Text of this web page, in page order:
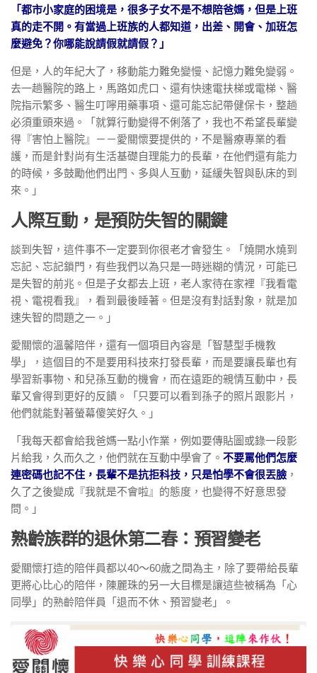
「都市小家庭的困境是，很多子女不是不想陪爸媽，但是上班
真的走不開。有當過上班族的人都知道，出差、開會、加班怎
麼避免？你哪能說請假就請假？」
但是，人的年紀大了，移動能力難免變慢、記憶力難免變弱。
去一趟醫院的路上，馬路如虎口、還有快速電扶梯或電梯、醫
院指示繁多、醫生叮嚀用藥事項、還可能忘記帶健保卡，整趟
必須重頭來過。「就算行動變得不俐落了，我也不希望長輩變
得『害怕上醫院』－－愛關懷要提供的，不是醫療專業的看
護，而是針對尚有生活基礎自理能力的長輩，在他們還有能力
的時候，多鼓勵他們出門、多與人互動，延緩失智與臥床的到
來。」
人際互動，是預防失智的關鍵
談到失智，這件事不一定要到你很老才會發生。「燒開水燒到
忘記、忘記鎖門，有些我們以為只是一時迷糊的情況，可能已
是失智的前兆。但是子女都去上班，老人家待在家裡『我看電
視、電視看我』，看到最後睡著。但是沒有對話對象，就是加
速失智的問題之一。」
愛關懷的溫馨陪伴，還有一個項目內容是「智慧型手機教
學」，這個目的不是要用科技來打發長輩，而是要讓長輩也有
學習新事物、和兒孫互動的機會，而在遠距的親情互動中，長
輩又會得到更好的反饋。「只要可以看到孫子的照片跟影片，
他們就能對著螢幕傻笑好久。」
「我每天都會給我爸媽一點小作業，例如要傳貼圖或錄一段影
片給我，久而久之，他們就在互動中學會了。 不要罵他們怎麼
連密碼也記不住，長輩不是抗拒科技，只是怕學不會很丟臉 ，
久了之後變成『我就是不會啦』的態度，也變得不好意思發
問。」
熟齡族群的退休第二春：預習變老
愛關懷打造的陪伴員都以40～60歲之間為主，除了要帶給長輩
更將心比心的陪伴，陳麗珠的另一大目標是讓這些被稱為「心
同學」的熟齡陪伴員「退而不休、預習變老」。